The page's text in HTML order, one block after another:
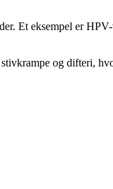
Et eksempel er
og difteri,